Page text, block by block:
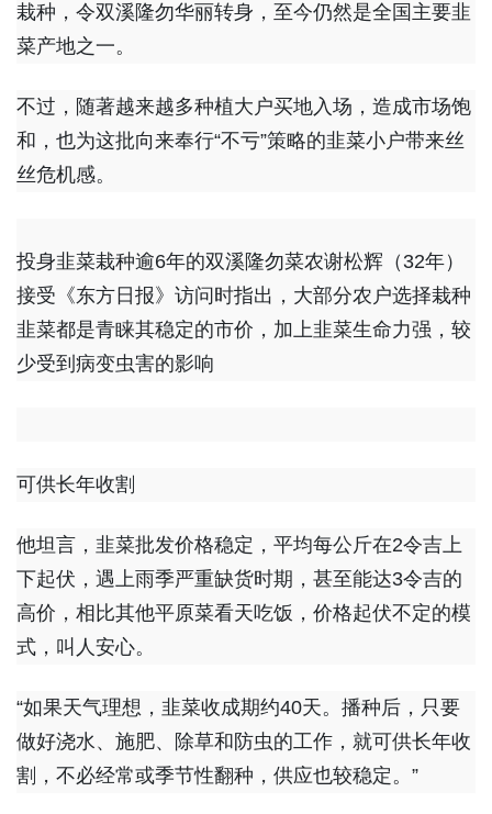
栽种，令双溪隆勿华丽转身，至今仍然是全国主要韭
菜产地之一。
不过，随著越来越多种植大户买地入场，造成市场饱
和，也为这批向来奉行“不亏”策略的韭菜小户带来丝
丝危机感。
投身韭菜栽种逾6年的双溪隆勿菜农谢松辉（32年）
接受《东方日报》访问时指出，大部分农户选择栽种
韭菜都是青睐其稳定的市价，加上韭菜生命力强，较
少受到病变虫害的影响
可供长年收割
他坦言，韭菜批发价格稳定，平均每公斤在2令吉上
下起伏，遇上雨季严重缺货时期，甚至能达3令吉的
高价，相比其他平原菜看天吃饭，价格起伏不定的模
式，叫人安心。
“如果天气理想，韭菜收成期约40天。播种后，只要
做好浇水、施肥、除草和防虫的工作，就可供长年收
割，不必经常或季节性翻种，供应也较稳定。”